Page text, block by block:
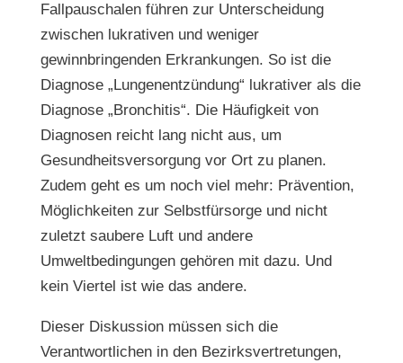
Fallpauschalen führen zur Unterscheidung
zwischen lukrativen und weniger
gewinnbringenden Erkrankungen. So ist die
Diagnose „Lungenentzündung“ lukrativer als die
Diagnose „Bronchitis“. Die Häufigkeit von
Diagnosen reicht lang nicht aus, um
Gesundheitsversorgung vor Ort zu planen.
Zudem geht es um noch viel mehr: Prävention,
Möglichkeiten zur Selbstfürsorge und nicht
zuletzt saubere Luft und andere
Umweltbedingungen gehören mit dazu. Und
kein Viertel ist wie das andere.
Dieser Diskussion müssen sich die
Verantwortlichen in den Bezirksvertretungen,